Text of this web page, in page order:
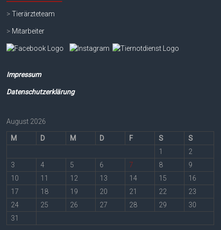
>Tierärzteteam
> Mitarbeiter
Impressum
Datenschutzerklärung
August 2026
M D M D F S
S
1
2
3
4 5 6 7 8
9
10
11 12 13 14 15
16
17
18 19 20 21 22
23
24
25 26 27 28 29
30
31